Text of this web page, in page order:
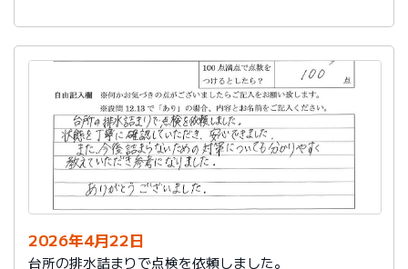
2026年4月22日
台所の排水詰まりで点検を依頼しました。